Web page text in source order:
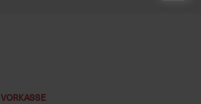
VORKASSE